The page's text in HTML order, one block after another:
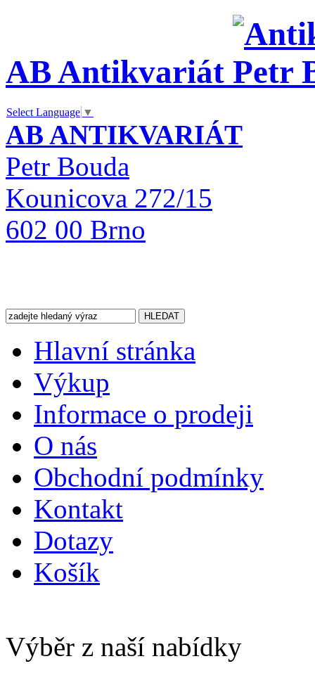
AB Antikvariát
Select Language ▼
AB ANTIKVARIÁT
Petr Bouda
Kounicova 272/15
602 00 Brno
Hlavní stránka
Výkup
Informace o prodeji
O nás
Obchodní podmínky
Kontakt
Dotazy
Košík
Výběr z naší nabídky